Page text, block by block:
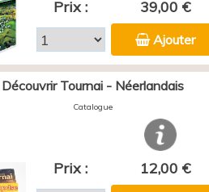
Prix : 39,00 €
Ajouter
Découvrir Tournai - Néerlandais
Catalogue
Prix : 12,00 €